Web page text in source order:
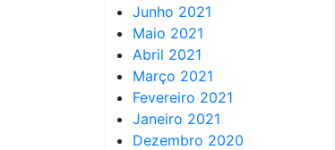
Junho 2021
Maio 2021
Abril 2021
Março 2021
Fevereiro 2021
Janeiro 2021
Dezembro 2020